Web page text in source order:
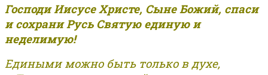
Господи Иисусе Христе, Сыне Божий, спаси
и сохрани Русь Святую единую и
неделимую!
Едиными можно быть только в духе,